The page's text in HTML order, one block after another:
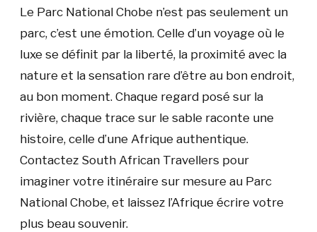
Le Parc National Chobe n’est pas seulement un
parc, c’est une émotion. Celle d’un voyage où le
luxe se définit par la liberté, la proximité avec la
nature et la sensation rare d’être au bon endroit,
au bon moment. Chaque regard posé sur la
rivière, chaque trace sur le sable raconte une
histoire, celle d’une Afrique authentique.
Contactez South African Travellers pour
imaginer votre itinéraire sur mesure au Parc
National Chobe, et laissez l’Afrique écrire votre
plus beau souvenir.